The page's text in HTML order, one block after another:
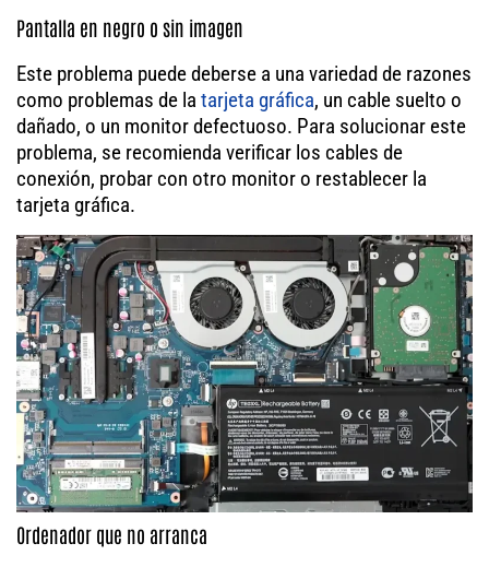
Pantalla en negro o sin imagen
Este problema puede deberse a una variedad de razones
como problemas de la tarjeta gráfica, un cable suelto o
dañado, o un monitor defectuoso. Para solucionar este
problema, se recomienda verificar los cables de
conexión, probar con otro monitor o restablecer la
tarjeta gráfica.
Ordenador que no arranca